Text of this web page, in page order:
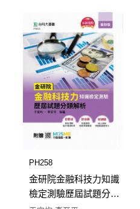
工程師(Expert Level) -
最新版- 附贈MOSME
PH258
金研院金融科技力知識
檢定測驗歷屆試題分類